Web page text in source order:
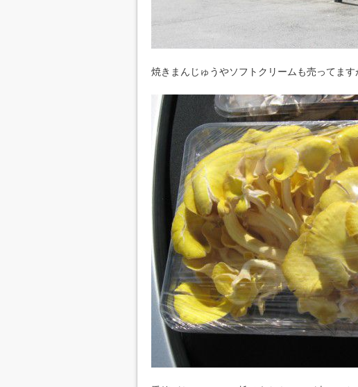
焼きまんじゅうやソフトクリームも売ってま